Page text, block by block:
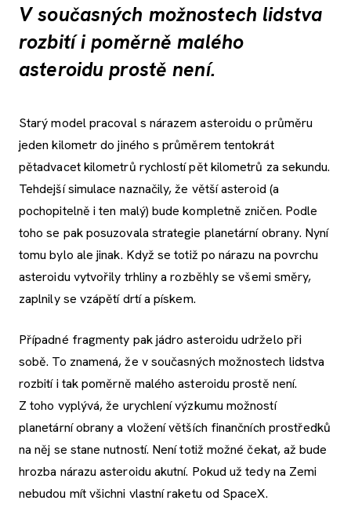
V současných možnostech lidstva
rozbití i poměrně malého
asteroidu prostě není.
Starý model pracoval s nárazem asteroidu o průměru
jeden kilometr do jiného s průměrem tentokrát
pětadvacet kilometrů rychlostí pět kilometrů za sekundu.
Tehdejší simulace naznačily, že větší asteroid (a
pochopitelně i ten malý) bude kompletně zničen. Podle
toho se pak posuzovala strategie planetární obrany. Nyní
tomu bylo ale jinak. Když se totiž po nárazu na povrchu
asteroidu vytvořily trhliny a rozběhly se všemi směry,
zaplnily se vzápětí drtí a pískem.
Případné fragmenty pak jádro asteroidu udrželo při
sobě. To znamená, že v současných možnostech lidstva
rozbití i tak poměrně malého asteroidu prostě není.
Z toho vyplývá, že urychlení výzkumu možností
planetární obrany a vložení větších finančních prostředků
na něj se stane nutností. Není totiž možné čekat, až bude
hrozba nárazu asteroidu akutní. Pokud už tedy na Zemi
nebudou mít všichni vlastní raketu od SpaceX.